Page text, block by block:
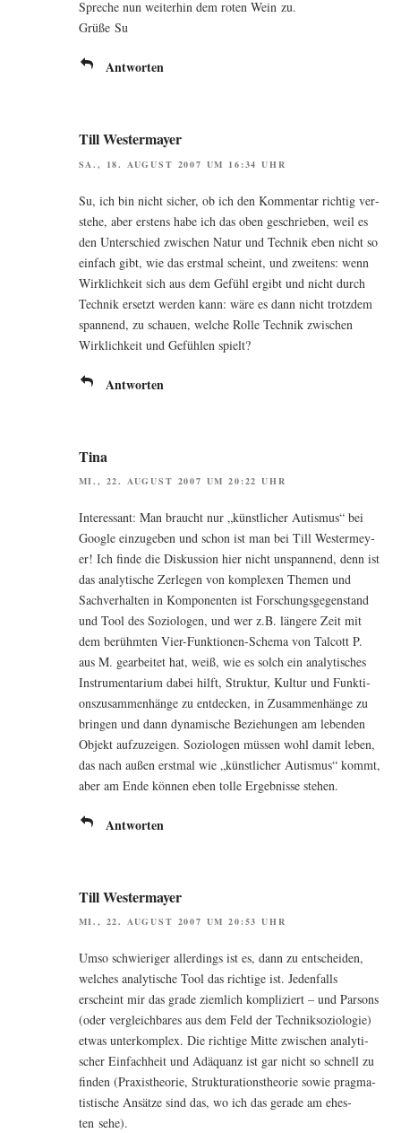
Spre­che nun wei­ter­hin dem roten Wein zu.
Grü­ße Su
Antworten
Till Westermayer
SA., 18. AUGUST 2007 UM 16:34 UHR
Su, ich bin nicht sicher, ob ich den Kom­men­tar rich­tig ver­
ste­he, aber ers­tens habe ich das oben geschrie­ben, weil es
den Unter­schied zwi­schen Natur und Tech­nik eben nicht so
ein­fach gibt, wie das erst­mal scheint, und zwei­tens: wenn
Wirk­lich­keit sich aus dem Gefühl ergibt und nicht durch
Tech­nik ersetzt wer­den kann: wäre es dann nicht trotz­dem
span­nend, zu schau­en, wel­che Rol­le Tech­nik zwi­schen
Wirk­lich­keit und Gefüh­len spielt?
Antworten
Tina
MI., 22. AUGUST 2007 UM 20:22 UHR
Inter­es­sant: Man braucht nur „künst­li­cher Autis­mus“ bei
Goog­le ein­zu­ge­ben und schon ist man bei Till Wes­ter­mey­
er! Ich fin­de die Dis­kus­si­on hier nicht unspan­nend, denn ist
das ana­ly­ti­sche Zer­le­gen von kom­ple­xen The­men und
Sach­ver­hal­ten in Kom­po­nen­ten ist For­schungs­ge­gen­stand
und Tool des Sozio­lo­gen, und wer z.B. län­ge­re Zeit mit
dem berühm­ten Vier-Funk­tio­nen-Sche­ma von Tal­cott P.
aus M. gear­bei­tet hat, weiß, wie es solch ein ana­ly­ti­sches
Instru­men­ta­ri­um dabei hilft, Struk­tur, Kul­tur und Funk­ti­
ons­zu­sam­men­hän­ge zu ent­de­cken, in Zusam­men­hän­ge zu
brin­gen und dann dyna­mi­sche Bezie­hun­gen am leben­den
Objekt auf­zu­zei­gen. Sozio­lo­gen müs­sen wohl damit leben,
das nach außen erst­mal wie „künst­li­cher Autis­mus“ kommt,
aber am Ende kön­nen eben tol­le Ergeb­nis­se stehen.
Antworten
Till Westermayer
MI., 22. AUGUST 2007 UM 20:53 UHR
Umso schwie­ri­ger aller­dings ist es, dann zu ent­schei­den,
wel­ches ana­ly­ti­sche Tool das rich­ti­ge ist. Jeden­falls
erscheint mir das gra­de ziem­lich kom­pli­ziert – und Par­sons
(oder ver­gleich­ba­res aus dem Feld der Tech­nik­so­zio­lo­gie)
etwas unter­kom­plex. Die rich­ti­ge Mit­te zwi­schen ana­ly­ti­
scher Ein­fach­heit und Adäquanz ist gar nicht so schnell zu
fin­den (Pra­xis­theo­rie, Struk­tu­ra­ti­ons­theo­rie sowie prag­ma­
tis­ti­sche Ansät­ze sind das, wo ich das gera­de am ehes­
ten sehe).